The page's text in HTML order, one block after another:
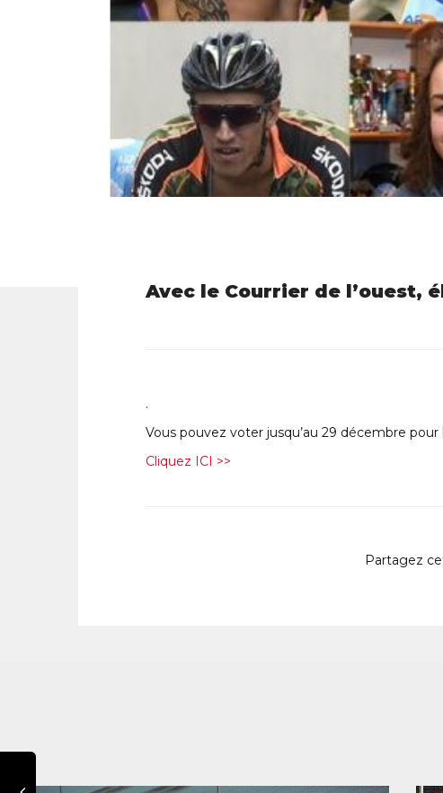
Avec le Courrier de l’ouest,
.
Vous pouvez voter jusqu’au 29 décembre
Cliquez ICI >>